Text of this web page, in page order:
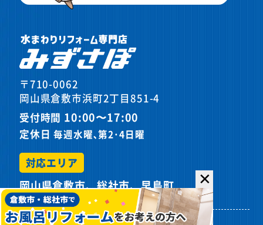
〒710-0062
岡山県倉敷市浜町2丁目851-4
受付時間 10:00〜17:00
定休日毎週水曜､第2･4日曜
対応エリア
岡山県倉敷市、総社市、早島町 ✕